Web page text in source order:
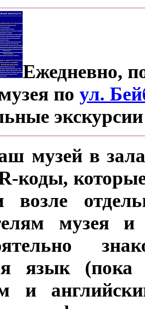
Ежедневно,
поул.
музей в
коды,
музея и
язык (пока
и